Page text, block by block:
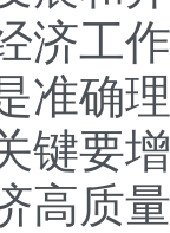
济工
准确
键要
高质